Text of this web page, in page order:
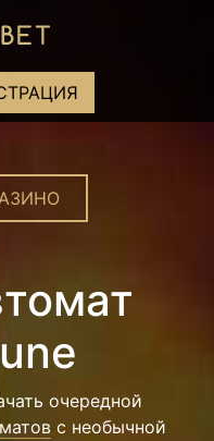
очередной
с необычной